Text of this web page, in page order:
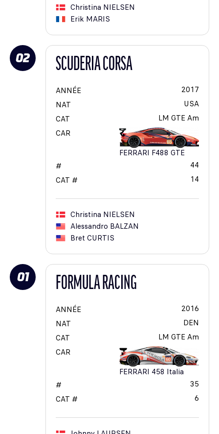
Christina NIELSEN
Erik MARIS
02 SCUDERIA CORSA
ANNÉE
2017
NAT
USA
CAT
LM GTE Am
CAR
FERRARI F488 GTE
#
44
CAT #
14
Christina NIELSEN
Alessandro BALZAN
Bret CURTIS
01 FORMULA RACING
ANNÉE
2016
NAT
DEN
CAT
LM GTE Am
CAR
FERRARI 458 Italia
#
35
CAT #
6